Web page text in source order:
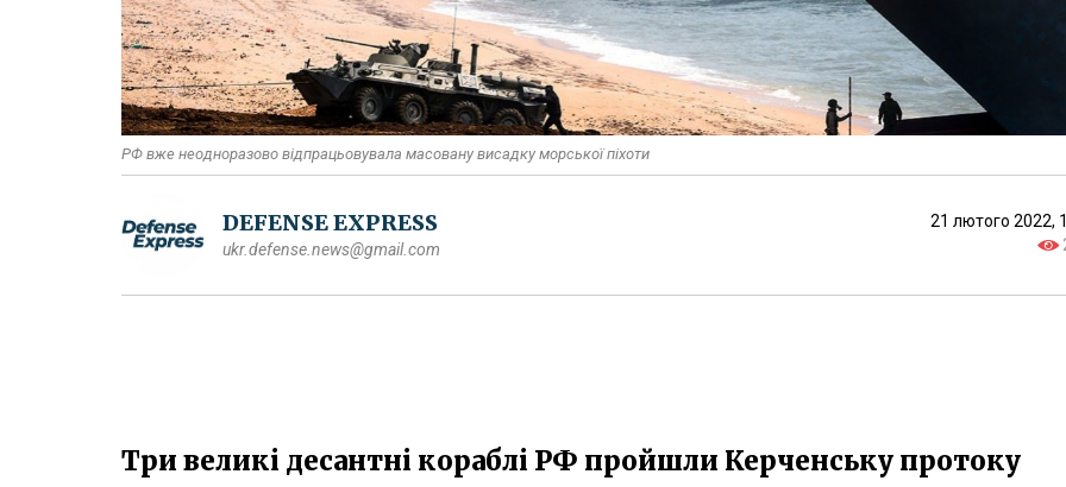
РФ вже неодноразово відпрацьовувала масовану висадку морської піхоти
DEFENSE EXPRESS
ukr.defense.news@gmail.com
21 лютого 2022,
Три великі десантні кораблі РФ пройшли Керченську протоку